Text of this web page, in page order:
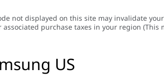
not displayed on this site may invalidate
purchase taxes in your region (This
US